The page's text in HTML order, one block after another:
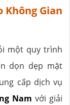
Không Gian
một quy trình
dọn dẹp mặt
cấp dịch vụ
Nam với giải